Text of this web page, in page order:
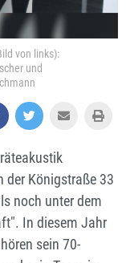
von links):
und
der Königstraße 33
noch unter dem
In diesem Jahr
sein 70-